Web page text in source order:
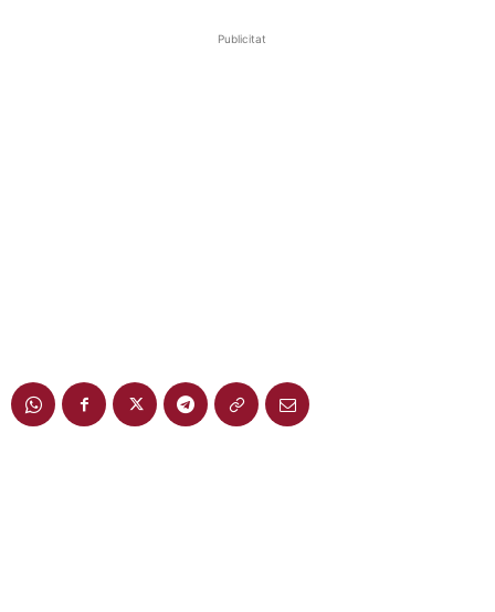
Publicitat